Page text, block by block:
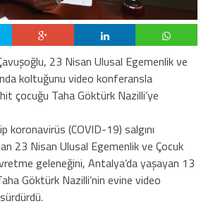
23 Nisan Ulusal Egemenlik ve
koltuğunu video konferansla
çocuğu Taha Göktürk Nazilli’ye
koronavirüs (COVID-19) salgını
23 Nisan Ulusal Egemenlik ve Çocuk
geleneğini, Antalya’da yaşayan 13
Göktürk Nazilli’nin evine video